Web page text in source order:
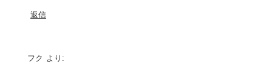
返信
フク より: